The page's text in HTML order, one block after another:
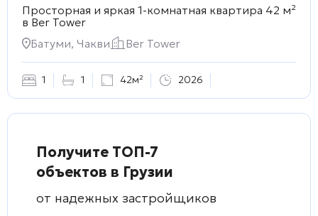
Просторная и яркая 1-комнатная квартира 42 м²
в Ber Tower
Батуми, Чакви
Ber Tower
1 1 42м² 2026
Получите ТОП-7
объектов в Грузии
от надежных застройщиков